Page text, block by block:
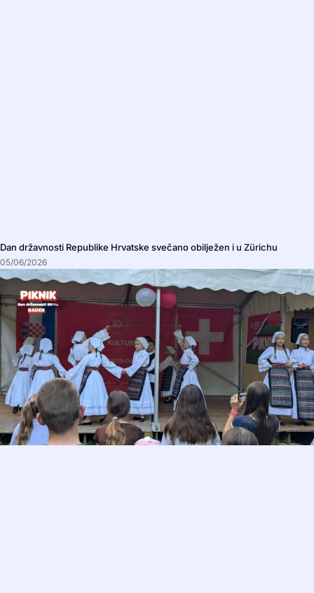
Dan državnosti Republike Hrvatske svečano obilježen i u Zürichu
05/06/2026